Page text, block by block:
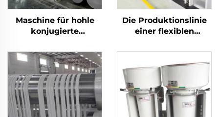
Maschine für hohle
konjugierte
Polyester-Stapelfasern
Die Produktionslinie
einer flexiblen
produziert sowohl
Hohl- als auch
Vollfasern